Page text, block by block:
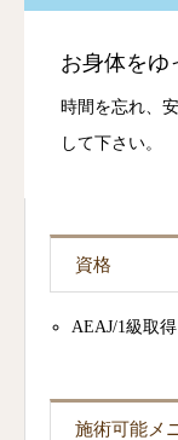
お身体をゆ
時間を忘れ、
して下さい。
資格
AEAJ/1級取得
施術可能メ